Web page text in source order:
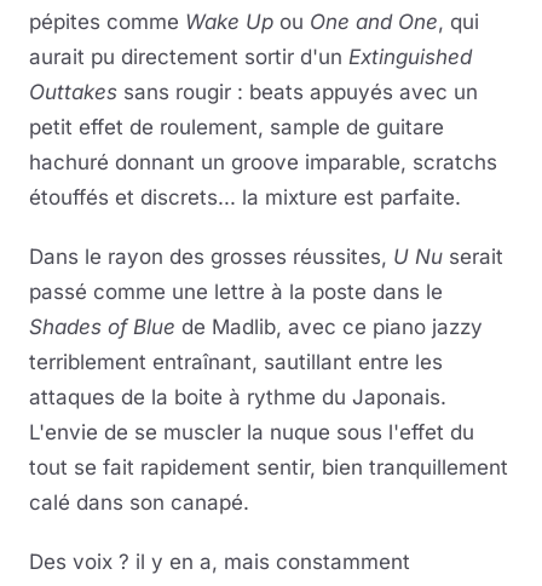
pépites comme Wake Up ou One and One, qui
aurait pu directement sortir d'un Extinguished
Outtakes sans rougir : beats appuyés avec un
petit effet de roulement, sample de guitare
hachuré donnant un groove imparable, scratchs
étouffés et discrets... la mixture est parfaite.
Dans le rayon des grosses réussites, U Nu serait
passé comme une lettre à la poste dans le
Shades of Blue de Madlib, avec ce piano jazzy
terriblement entraînant, sautillant entre les
attaques de la boite à rythme du Japonais.
L'envie de se muscler la nuque sous l'effet du
tout se fait rapidement sentir, bien tranquillement
calé dans son canapé.
Des voix ? il y en a, mais constamment